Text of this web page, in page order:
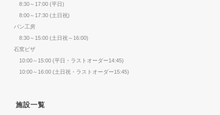
8:30～17:00 (平日)
8:00～17:30 (土日祝)
パン工房
8:30～15:00 (土日祝～16:00)
石窯ピザ
10:00～15:00 (平日・ラストオーダー14:45)
10:00～16:00 (土日祝・ラストオーダー15:45)
施設一覧